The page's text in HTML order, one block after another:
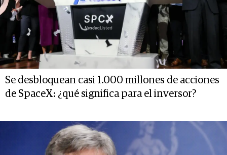
Se desbloquean casi 1.000 millones de acciones
de SpaceX: ¿qué significa para el inversor?